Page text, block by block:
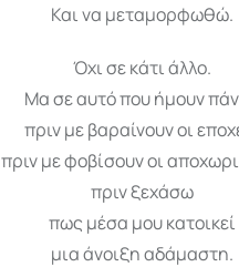
Και να μεταμορφωθώ.
Όχι σε κάτι άλλο.
Μα σε αυτό που ήμουν
πριν με βαραίνουν οι
πριν με φοβίσουν οι
πριν ξεχάσω
πως μέσα μου κατοικεί
μια άνοιξη αδάμαστη.